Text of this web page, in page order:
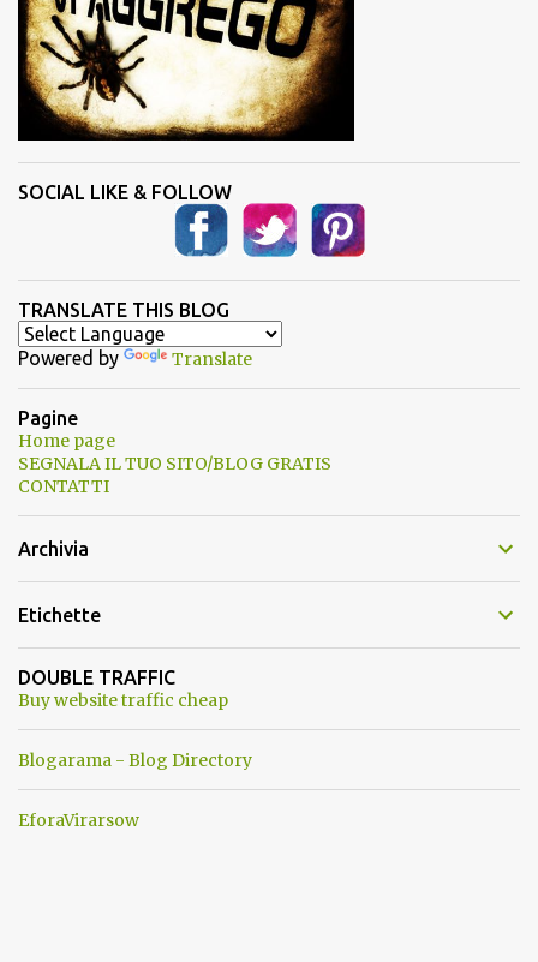
SOCIAL LIKE & FOLLOW
TRANSLATE THIS BLOG
Powered by Translate
Pagine
Home page
SEGNALA IL TUO SITO/BLOG GRATIS
CONTATTI
Archivia
Etichette
DOUBLE TRAFFIC
Buy website traffic cheap
Blogarama - Blog Directory
EforaVirarsow